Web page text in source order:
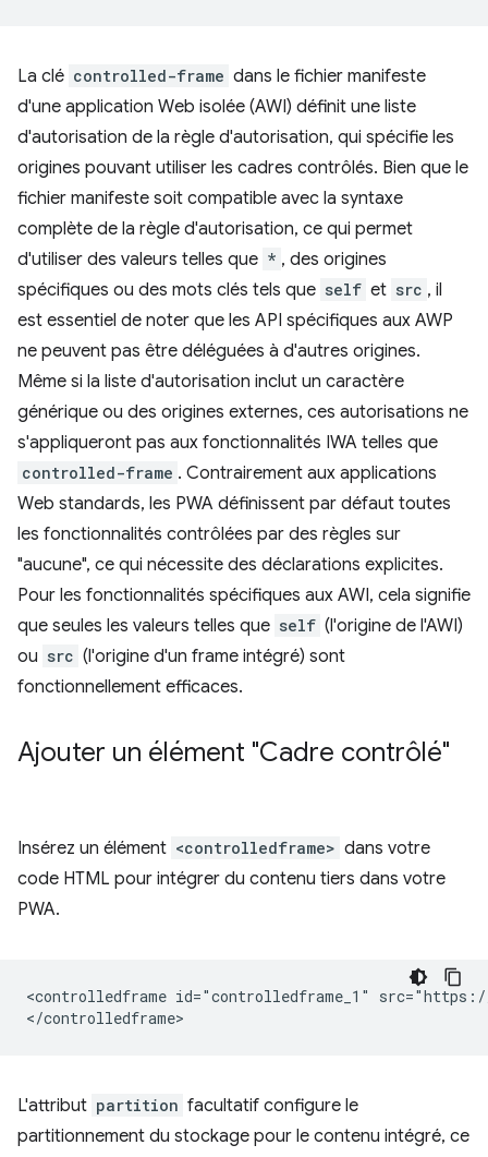
La clé controlled-frame dans le fichier manifeste
d'une application Web isolée (AWI) définit une liste
d'autorisation de la règle d'autorisation, qui spécifie les
origines pouvant utiliser les cadres contrôlés. Bien que le
fichier manifeste soit compatible avec la syntaxe
complète de la règle d'autorisation, ce qui permet
d'utiliser des valeurs telles que * , des origines
spécifiques ou des mots clés tels que self et src , il
est essentiel de noter que les API spécifiques aux AWP
ne peuvent pas être déléguées à d'autres origines.
Même si la liste d'autorisation inclut un caractère
générique ou des origines externes, ces autorisations ne
s'appliqueront pas aux fonctionnalités IWA telles que
controlled-frame . Contrairement aux applications
Web standards, les PWA définissent par défaut toutes
les fonctionnalités contrôlées par des règles sur
"aucune", ce qui nécessite des déclarations explicites.
Pour les fonctionnalités spécifiques aux AWI, cela signifie
que seules les valeurs telles que self (l'origine de l'AWI)
ou src (l'origine d'un frame intégré) sont
fonctionnellement efficaces.
Ajouter un élément "Cadre contrôlé"
Insérez un élément <controlledframe> dans votre
code HTML pour intégrer du contenu tiers dans votre
PWA.
<controlledframe id="controlledframe_1" src="https://
L'attribut partition facultatif configure le
partitionnement du stockage pour le contenu intégré, ce